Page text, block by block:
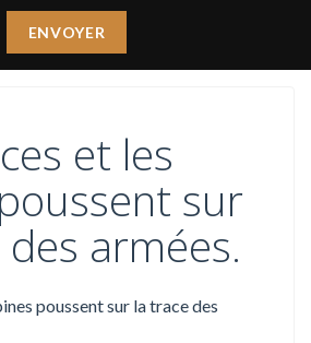
et les
sur
armées.
poussent sur la trace des